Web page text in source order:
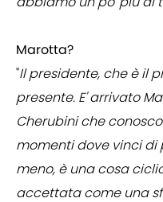
Marotta?
"Il presidente, che è il
presente. E' arrivato
Cherubini che
momenti dove vinci di
meno, è una cosa
accettata come una